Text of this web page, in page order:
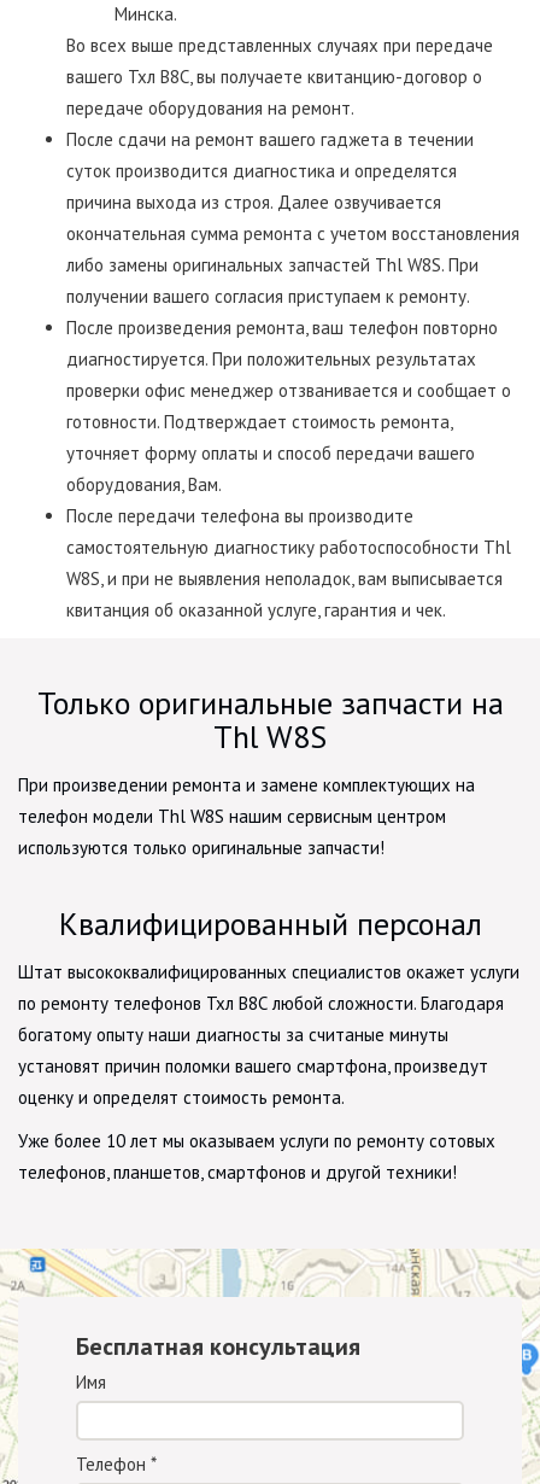
Минска.
Во всех выше представленных случаях при передаче
вашего Тхл В8С, вы получаете квитанцию-договор о
передаче оборудования на ремонт.
После сдачи на ремонт вашего гаджета в течении
суток производится диагностика и определятся
причина выхода из строя. Далее озвучивается
окончательная сумма ремонта с учетом восстановления
либо замены оригинальных запчастей Thl W8S. При
получении вашего согласия приступаем к ремонту.
После произведения ремонта, ваш телефон повторно
диагностируется. При положительных результатах
проверки офис менеджер отзванивается и сообщает о
готовности. Подтверждает стоимость ремонта,
уточняет форму оплаты и способ передачи вашего
оборудования, Вам.
После передачи телефона вы производите
самостоятельную диагностику работоспособности Thl
W8S, и при не выявления неполадок, вам выписывается
квитанция об оказанной услуге, гарантия и чек.
Только оригинальные запчасти на
Thl W8S
При произведении ремонта и замене комплектующих на
телефон модели Thl W8S нашим сервисным центром
используются только оригинальные запчасти!
Квалифицированный персонал
Штат высококвалифицированных специалистов окажет услуги
по ремонту телефонов Тхл В8С любой сложности. Благодаря
богатому опыту наши диагносты за считаные минуты
установят причин поломки вашего смартфона, произведут
оценку и определят стоимость ремонта.
Уже более 10 лет мы оказываем услуги по ремонту сотовых
телефонов, планшетов, смартфонов и другой техники!
Бесплатная консультация
Имя
Телефон *